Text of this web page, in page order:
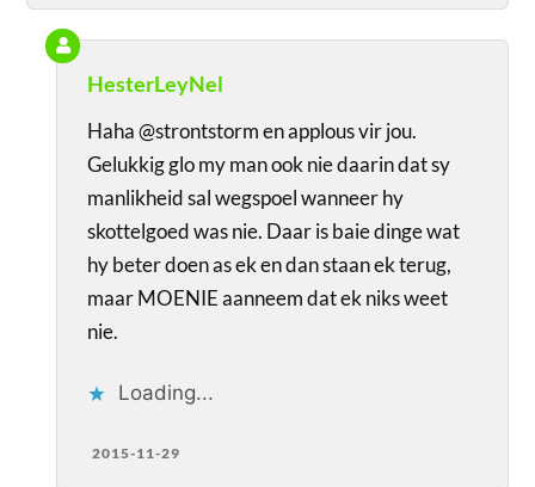
HesterLeyNel
Haha @strontstorm en applous vir jou.
Gelukkig glo my man ook nie daarin dat sy
manlikheid sal wegspoel wanneer hy
skottelgoed was nie. Daar is baie dinge wat
hy beter doen as ek en dan staan ek terug,
maar MOENIE aanneem dat ek niks weet
nie.
Loading...
2015-11-29